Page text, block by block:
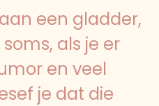
een gladder,
als je er
en veel
je dat die